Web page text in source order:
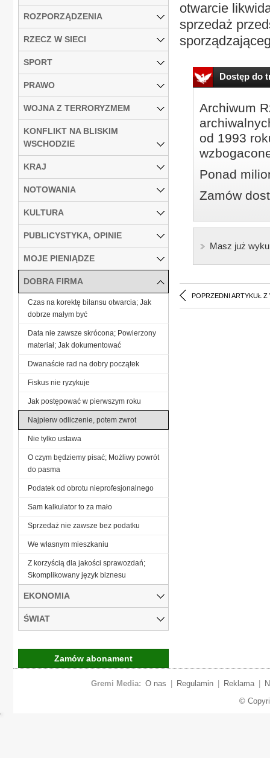
otwarcie
sprzedaż
Dostęp do
Archiwum
od 1993
Ponad
Zamów
Masz już
POPRZEDNI ARTYKUŁ Z
ROZPORZĄDZENIA
RZECZ W SIECI
SPORT
PRAWO
WOJNA Z TERRORYZMEM
KONFLIKT NA BLISKIM
WSCHODZIE
KRAJ
NOTOWANIA
KULTURA
PUBLICYSTYKA, OPINIE
MOJE PIENIĄDZE
DOBRA FIRMA
Czas na korektę bilansu otwarcia; Jak
dobrze małym być
Data nie zawsze skrócona; Powierzony
materiał; Jak dokumentować
Dwanaście rad na dobry początek
Fiskus nie ryzykuje
Jak postępować w pierwszym roku
Najpierw odliczenie, potem zwrot
Nie tylko ustawa
O czym będziemy pisać; Możliwy powrót
do pasma
Podatek od obrotu nieprofesjonalnego
Sam kalkulator to za mało
Sprzedaż nie zawsze bez podatku
We własnym mieszkaniu
Z korzyścią dla jakości sprawozdań;
Skomplikowany język biznesu
EKONOMIA
ŚWIAT
Zamów abonament
Gremi Media: O nas Regulamin Reklama
©